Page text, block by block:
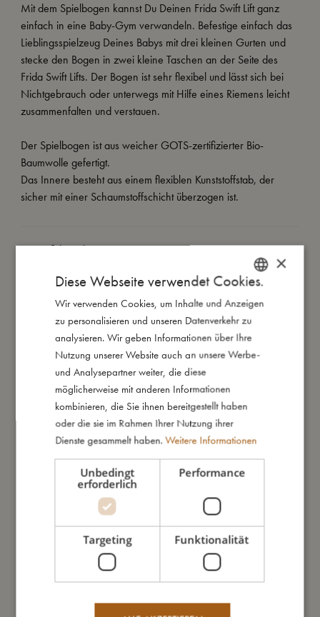
Mit dem Spielbogen kannst Du Deinen Frida Swift Lift ganz
einfach in eine Baby-Gym verwandeln. Befestige einfach das
Lieblingsspielzeug Deines Babys mit drei kleinen Gurten und
stecke den Bogen in zwei kleine Taschen an der Seite des
Frida Swift Lifts. Der Bogen ist sehr flexibel und lässt sich bei
Nichtgebrauch oder unterwegs mit Hilfe eines Riemens leicht
zusammenfalten und verstauen.
Der Spielbogen ist aus weicher GOTS-zertifizierter Bio-
Baumwolle gefertigt.
Das Innere besteht aus einem flexiblen Kunststoffstab, der
sicher mit einer Schaumstoffschicht überzogen ist.
So groß bin ich
Daraus bin ich gemacht
So kannst Du mich pflegen
Meine Daten
Das könnte dir auch gefallen
DANISH
ENGLISH
GERMAN
×
Diese Webseite verwendet Cookies.
Wir verwenden Cookies, um Inhalte und Anzeigen
zu personalisieren und unseren Datenverkehr zu
analysieren. Wir geben Informationen über Ihre
Nutzung unserer Website auch an unsere Werbe-
und Analysepartner weiter, die diese
möglicherweise mit anderen Informationen
kombinieren, die Sie ihnen bereitgestellt haben
oder die sie im Rahmen Ihrer Nutzung ihrer
Dienste gesammelt haben. Weitere Informationen
Unbedingt
erforderlich
Performance
Targeting Funktionalität